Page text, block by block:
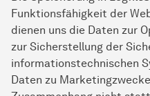
Funktionsfähigkeit der
dienen uns die Daten zur
zur Sicherstellung der
informationstechnischen
Daten zu